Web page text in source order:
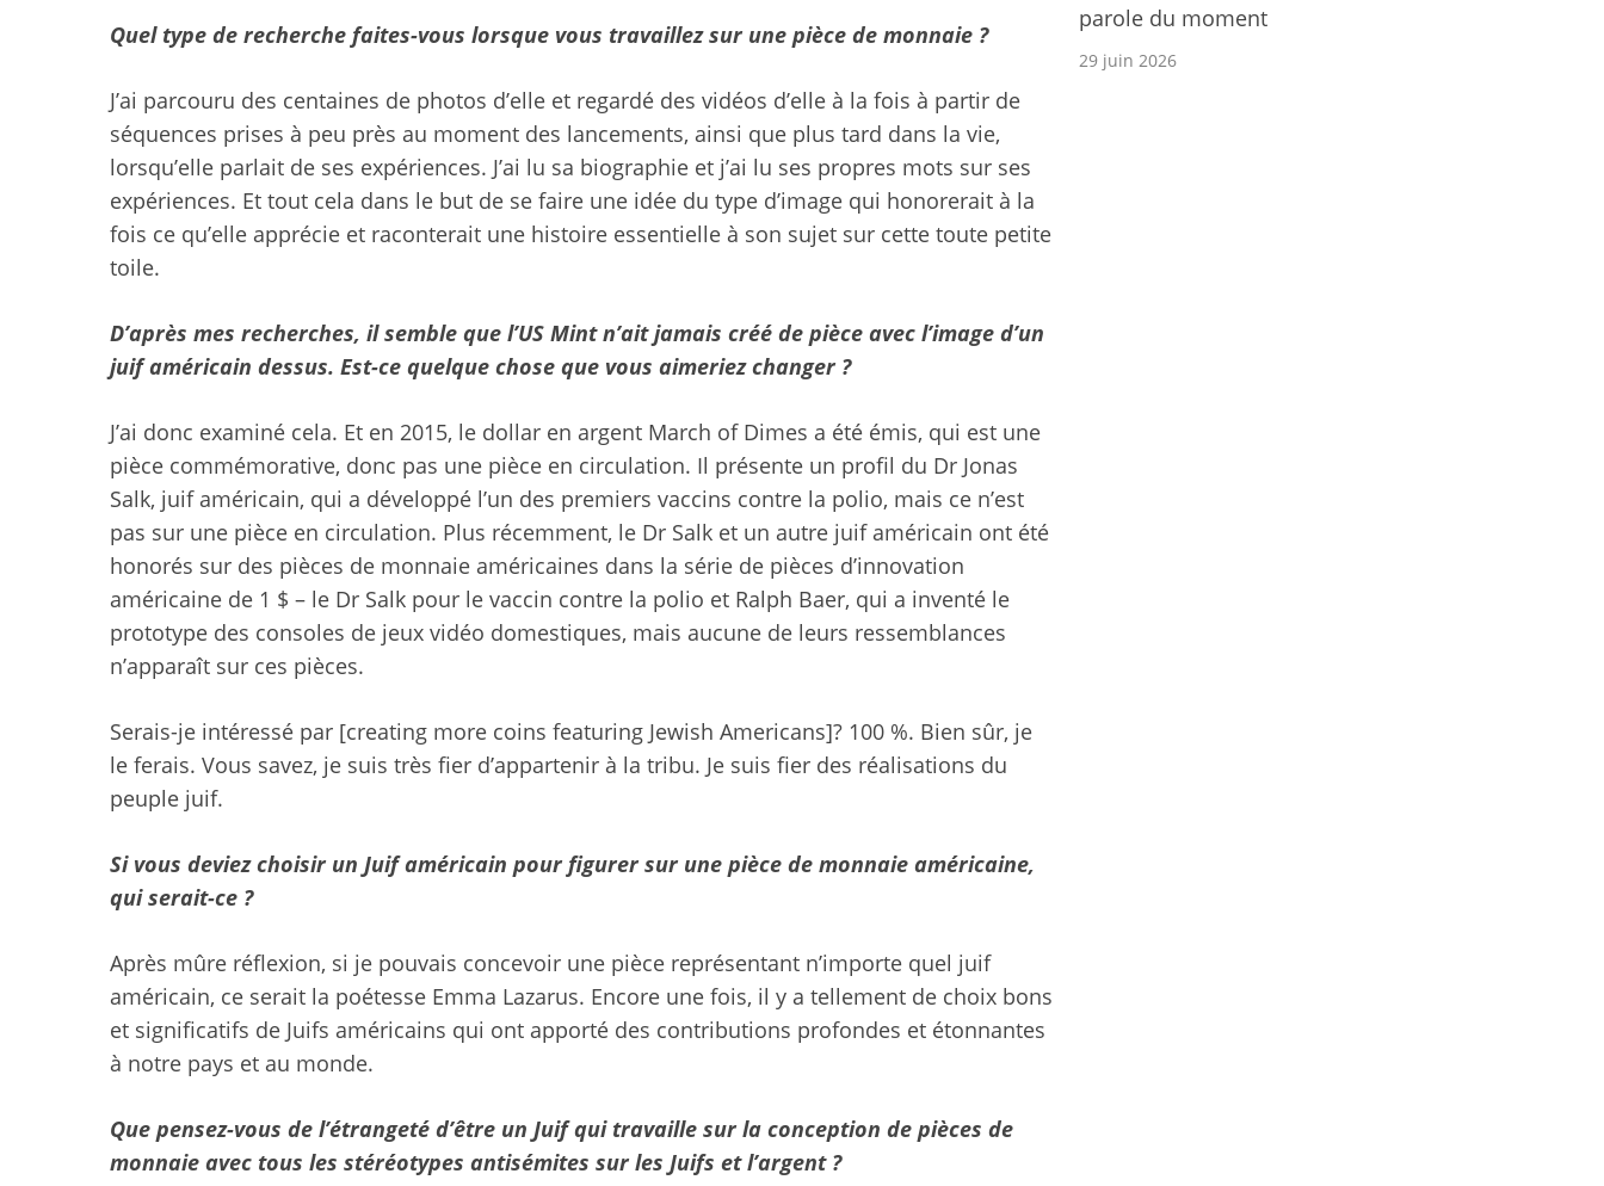
Quel type de recherche faites-vous lorsque vous travaillez sur une pièce de monnaie ?
J’ai parcouru des centaines de photos d’elle et regardé des vidéos d’elle à la fois à partir de
séquences prises à peu près au moment des lancements, ainsi que plus tard dans la vie,
lorsqu’elle parlait de ses expériences. J’ai lu sa biographie et j’ai lu ses propres mots sur ses
expériences. Et tout cela dans le but de se faire une idée du type d’image qui honorerait à la
fois ce qu’elle apprécie et raconterait une histoire essentielle à son sujet sur cette toute petite
toile.
D’après mes recherches, il semble que l’US Mint n’ait jamais créé de pièce avec l’image d’un
juif américain dessus. Est-ce quelque chose que vous aimeriez changer ?
J’ai donc examiné cela. Et en 2015, le dollar en argent March of Dimes a été émis, qui est une
pièce commémorative, donc pas une pièce en circulation. Il présente un profil du Dr Jonas
Salk, juif américain, qui a développé l’un des premiers vaccins contre la polio, mais ce n’est
pas sur une pièce en circulation. Plus récemment, le Dr Salk et un autre juif américain ont été
honorés sur des pièces de monnaie américaines dans la série de pièces d’innovation
américaine de 1 $ – le Dr Salk pour le vaccin contre la polio et Ralph Baer, ​​qui a inventé le
prototype des consoles de jeux vidéo domestiques, mais aucune de leurs ressemblances
n’apparaît sur ces pièces.
Serais-je intéressé par [creating more coins featuring Jewish Americans]? 100 %. Bien sûr, je
le ferais. Vous savez, je suis très fier d’appartenir à la tribu. Je suis fier des réalisations du
peuple juif.
Si vous deviez choisir un Juif américain pour figurer sur une pièce de monnaie américaine,
qui serait-ce ?
Après mûre réflexion, si je pouvais concevoir une pièce représentant n’importe quel juif
américain, ce serait la poétesse Emma Lazarus. Encore une fois, il y a tellement de choix bons
et significatifs de Juifs américains qui ont apporté des contributions profondes et étonnantes
à notre pays et au monde.
Que pensez-vous de l’étrangeté d’être un Juif qui travaille sur la conception de pièces de
monnaie avec tous les stéréotypes antisémites sur les Juifs et l’argent ?
parole du moment
29 juin 2026